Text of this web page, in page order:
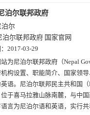
泊尔联邦政府
泊尔
泊尔联邦政府 国家官网
2017-03-29
为尼泊尔联邦政府（Nepal
构设置、职能简介、国家领
语。尼泊尔联邦民主共和国（
于喜马拉雅山脉南麓，与中
言为尼泊尔语和英语，实行